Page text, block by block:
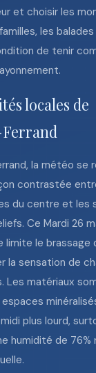
et choisir les
les
de tenir
locales de
la météo se
contrastée
du centre et les
Ce Mardi 26
le brassage
la sensation de
Les matériaux
plus lourd,
humidité de 76%